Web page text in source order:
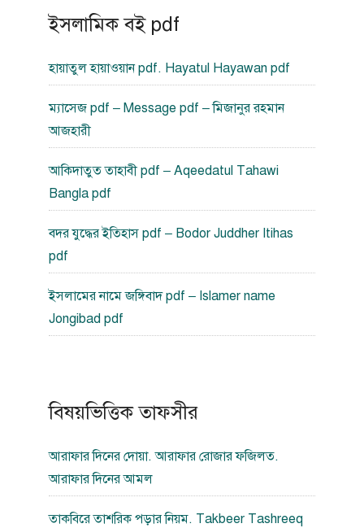
ইসলামিক বই pdf
হায়াতুল হায়াওয়ান pdf. Hayatul Hayawan pdf
ম্যাসেজ pdf – Message pdf – মিজানুর রহমান
আজহারী
আকিদাতুত তাহাবী pdf – Aqeedatul Tahawi
Bangla pdf
বদর যুদ্ধের ইতিহাস pdf – Bodor Juddher Itihas
pdf
ইসলামের নামে জঙ্গিবাদ pdf – Islamer name
Jongibad pdf
বিষয়ভিত্তিক তাফসীর
আরাফার দিনের দোয়া. আরাফার রোজার ফজিলত.
আরাফার দিনের আমল
তাকবিরে তাশরিক পড়ার নিয়ম. Takbeer Tashreeq